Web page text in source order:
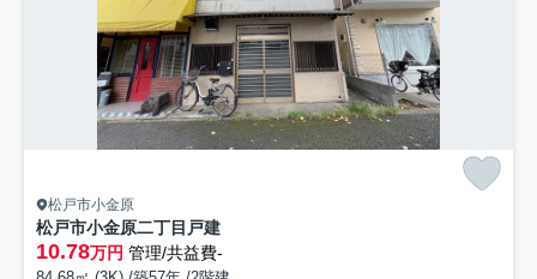
松戸市小金原
松戸市小金原二丁目戸建
10.78万円 管理/共益費-